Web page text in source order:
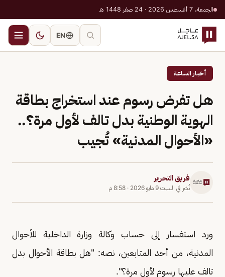
الجمعة، 7 أغسطس 2026 · 24 صفر 1448 هـ
EN
أخبار الساعة
هل تفرض رسوم عند استخراج بطاقة
الهوية الوطنية بدل تالف لأول مرة؟..
«الأحوال المدنية» تُجيب
فريق التحرير
نُشر في السبت 9 مايو 2026 · 8:58 م
ورد استفسار إلى حساب وكالة وزارة الداخلية للأحوال
المدنية، من أحد المتابعين، نصه: "هل بطاقة الأحوال بدل
تالف عليها رسوم لأول مرة؟".